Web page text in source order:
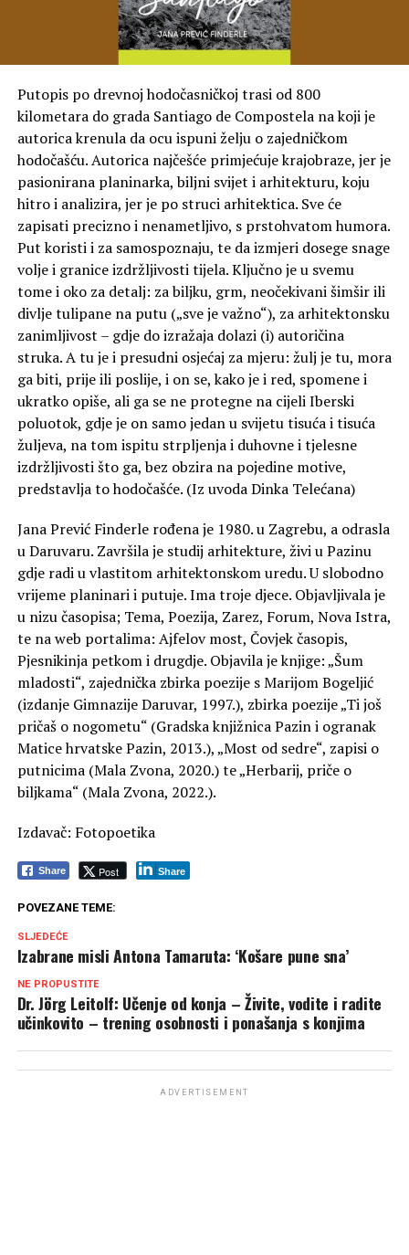
Putopis po drevnoj hodočasničkoj trasi od 800
kilometara do grada Santiago de Compostela na koji je
autorica krenula da ocu ispuni želju o zajedničkom
hodočašću. Autorica najčešće primjećuje krajobraze, jer je
pasionirana planinarka, biljni svijet i arhitekturu, koju
hitro i analizira, jer je po struci arhitektica. Sve će
zapisati precizno i nenametljivo, s prstohvatom humora.
Put koristi i za samospoznaju, te da izmjeri dosege snage
volje i granice izdržljivosti tijela. Ključno je u svemu
tome i oko za detalj: za biljku, grm, neočekivani šimšir ili
divlje tulipane na putu („sve je važno“), za arhitektonsku
zanimljivost – gdje do izražaja dolazi (i) autoričina
struka. A tu je i presudni osjećaj za mjeru: žulj je tu, mora
ga biti, prije ili poslije, i on se, kako je i red, spomene i
ukratko opiše, ali ga se ne protegne na cijeli Iberski
poluotok, gdje je on samo jedan u svijetu tisuća i tisuća
žuljeva, na tom ispitu strpljenja i duhovne i tjelesne
izdržljivosti što ga, bez obzira na pojedine motive,
predstavlja to hodočašće. (Iz uvoda Dinka Telećana)
Jana Prević Finderle rođena je 1980. u Zagrebu, a odrasla
u Daruvaru. Završila je studij arhitekture, živi u Pazinu
gdje radi u vlastitom arhitektonskom uredu. U slobodno
vrijeme planinari i putuje. Ima troje djece. Objavljivala je
u nizu časopisa; Tema, Poezija, Zarez, Forum, Nova Istra,
te na web portalima: Ajfelov most, Čovjek časopis,
Pjesnikinja petkom i drugdje. Objavila je knjige: „Šum
mladosti“, zajednička zbirka poezije s Marijom Bogeljić
(izdanje Gimnazije Daruvar, 1997.), zbirka poezije „Ti još
pričaš o nogometu“ (Gradska knjižnica Pazin i ogranak
Matice hrvatske Pazin, 2013.), „Most od sedre“, zapisi o
putnicima (Mala Zvona, 2020.) te „Herbarij, priče o
biljkama“ (Mala Zvona, 2022.).
Izdavač: Fotopoetika
Share Post Share
POVEZANE TEME:
SLJEDEĆE
Izabrane misli Antona Tamaruta: ‘Košare pune sna’
NE PROPUSTITE
Dr. Jörg Leitolf: Učenje od konja – Živite, vodite i radite
učinkovito – trening osobnosti i ponašanja s konjima
ADVERTISEMENT